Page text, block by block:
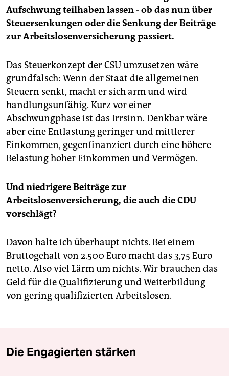
Aufschwung teilhaben lassen - ob das nun über
Steuersenkungen oder die Senkung der Beiträge
zur Arbeitslosenversicherung passiert.
Das Steuerkonzept der CSU umzusetzen wäre
grundfalsch: Wenn der Staat die allgemeinen
Steuern senkt, macht er sich arm und wird
handlungsunfähig. Kurz vor einer
Abschwungphase ist das Irrsinn. Denkbar wäre
aber eine Entlastung geringer und mittlerer
Einkommen, gegenfinanziert durch eine höhere
Belastung hoher Einkommen und Vermögen.
Und niedrigere Beiträge zur
Arbeitslosenversicherung, die auch die CDU
vorschlägt?
Davon halte ich überhaupt nichts. Bei einem
Bruttogehalt von 2.500 Euro macht das 3,75 Euro
netto. Also viel Lärm um nichts. Wir brauchen das
Geld für die Qualifizierung und Weiterbildung
von gering qualifizierten Arbeitslosen.
Die Engagierten stärken